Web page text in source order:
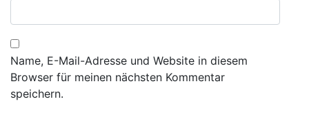
Name, E-Mail-Adresse und Website in diesem
Browser für meinen nächsten Kommentar
speichern.